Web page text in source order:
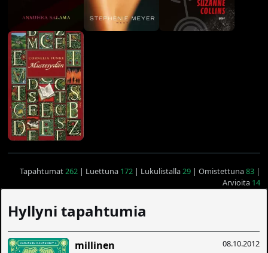
Tapahtumat262| Luettuna 172| Lukulistalla29| Omistettuna83|
Arvioita 14
Hyllyni tapahtumia
08.10.2012
millinen